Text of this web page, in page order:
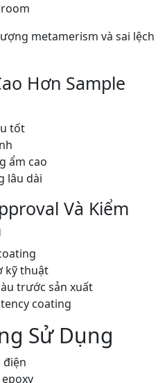
metamerism và sai lệch
Hơn Sample
tốt
ẩm cao
lâu dài
Và Kiểm
kỹ thuật
trước sản xuất
coating
Sử Dụng
điện